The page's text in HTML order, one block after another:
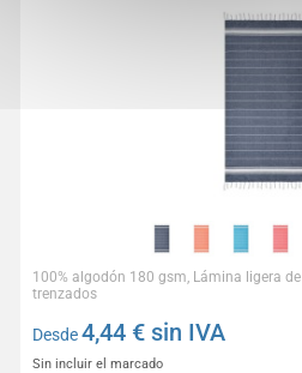
100% algodón 180 gsm, Lámina ligera
trenzados
Desde4,44 € sin IVA
Sin incluir el marcado